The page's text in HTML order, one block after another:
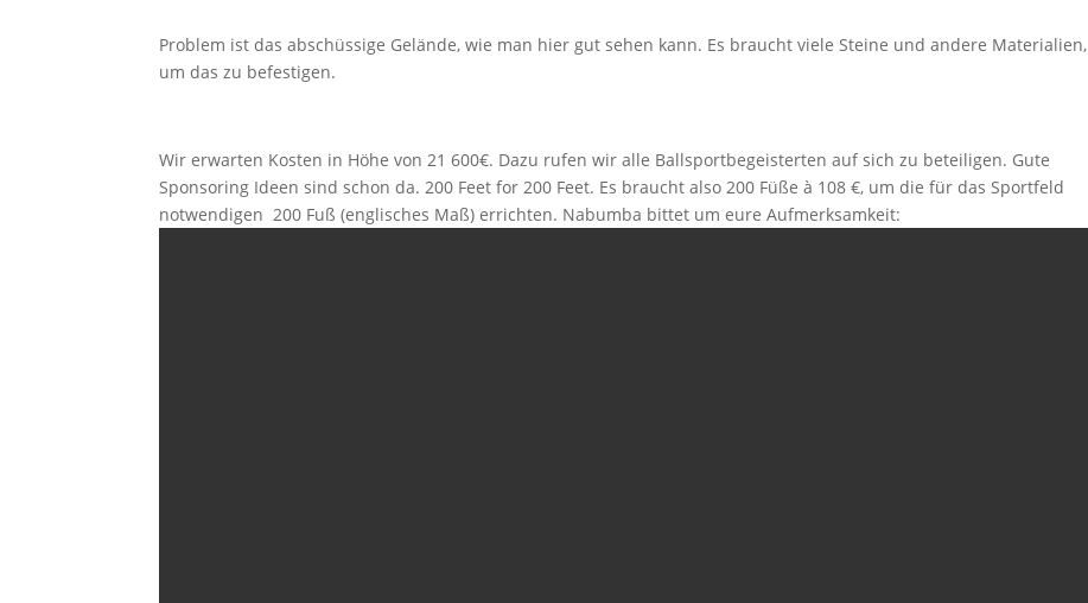
Problem ist das abschüssige Gelände, wie man hier gut sehen kann. Es braucht viele Steine und andere Materialien,
um das zu befestigen.
Wir erwarten Kosten in Höhe von 21 600€. Dazu rufen wir alle Ballsportbegeisterten auf sich zu beteiligen. Gute
Sponsoring Ideen sind schon da. 200 Feet for 200 Feet. Es braucht also 200 Füße à 108 €, um die für das Sportfeld
notwendigen 200 Fuß (englisches Maß) errichten. Nabumba bittet um eure Aufmerksamkeit: